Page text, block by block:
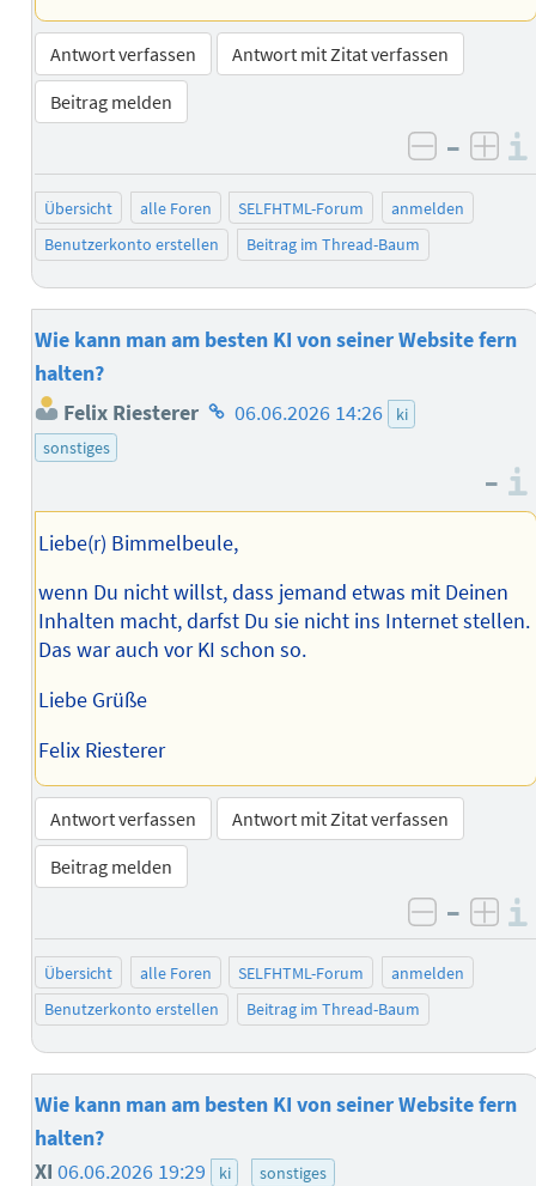
Antwort verfassen
Antwort mit Zitat verfassen
Beitrag melden
negativ
–
Übersicht alle Foren SELFHTML-Forum
anmelden
Benutzerkonto erstellen
Beitrag im Thread-Baum
Wie kann man am besten KI von seiner Website fern
halten?
Felix Riesterer Homepage
06.06.2026 14:26
ki
sonstiges
–
Liebe(r) Bimmelbeule,
wenn Du nicht willst, dass jemand etwas mit Deinen
Inhalten macht, darfst Du sie nicht ins Internet stellen.
Das war auch vor KI schon so.
Liebe Grüße
Felix Riesterer
Antwort verfassen
Antwort mit Zitat verfassen
Beitrag melden
negativ
–
Übersicht alle Foren SELFHTML-Forum
anmelden
Benutzerkonto erstellen
Beitrag im Thread-Baum
Wie kann man am besten KI von seiner Website fern
halten?
XI06.06.2026 19:29 ki sonstiges